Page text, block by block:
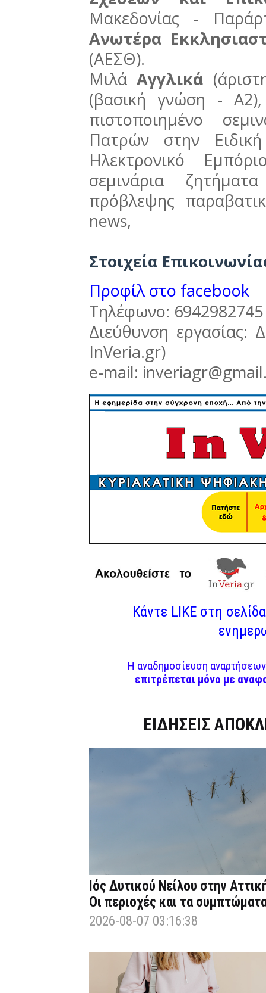
Μακεδονίας -
Ανωτέρα
(ΑΕΣΘ).
ΜιλάΑγγλικά
(βασική γνώση -
πιστοποιημένο
Πατρών στην
Ηλεκτρονικό
σεμινάρια
πρόβλεψης
news,
Στοιχεία
Προφίλ στο facebook
Τηλέφωνο:
Διεύθυνση εργασίας:
InVeria.gr)
e-mail:
Κάντε LIKE στη
Η αναδημοσίευση
επιτρέπεται μόνο με
ΕΙΔΗΣΕΙΣ
Ιός Δυτικού Νείλου στην
Οι περιοχές και τα
2026-08-07 03:16:38